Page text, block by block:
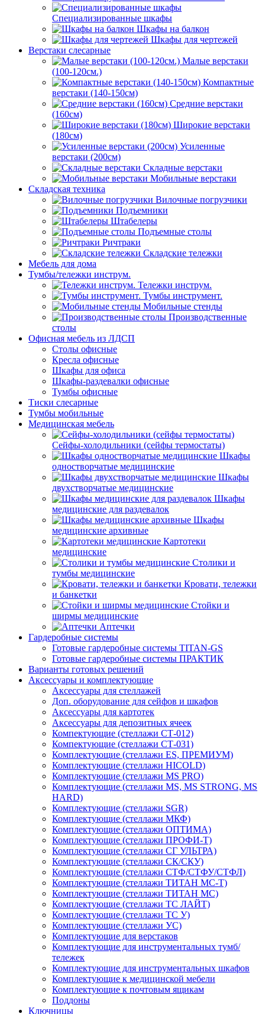
Специализированные шкафы
Шкафы на балкон
Шкафы для чертежей
Верстаки слесарные
Малые верстаки
(100-120см.)
Компактные
верстаки (140-150см)
Средние верстаки
(160см)
Широкие верстаки
(180см)
Усиленные
верстаки (200см)
Складные верстаки
Мобильные верстаки
Складская техника
Вилочные погрузчики
Подъемники
Штабелеры
Подъемные столы
Ричтраки
Складские тележки
Мебель для дома
Тумбы/тележки инструм.
Тележки инструм.
Тумбы инструмент.
Мобильные стенды
Производственные
столы
Офисная мебель из ЛДСП
Столы офисные
Кресла офисные
Шкафы для офиса
Шкафы-раздевалки офисные
Тумбы офисные
Тиски слесарные
Тумбы мобильные
Медицинская мебель
Сейфы-холодильники (сейфы термостаты)
Шкафы
одностворчатые медицинские
Шкафы
двухстворчатые медицинские
Шкафы
медицинские для раздевалок
Шкафы
медицинские архивные
Картотеки
медицинские
Столики и
тумбы медицинские
Кровати, тележки
и банкетки
Стойки и
ширмы медицинские
Аптечки
Гардеробные системы
Готовые гардеробные системы TITAN-GS
Готовые гардеробные системы ПРАКТИК
Варианты готовых решений
Аксессуары и комплектующие
Аксессуары для стеллажей
Доп. оборудование для сейфов и шкафов
Аксессуары для картотек
Аксессуары для депозитных ячеек
Компектующие (стеллажи СТ-012)
Компектующие (стеллажи СТ-031)
Комплектующие (стеллажи ES, ПРЕМИУМ)
Комплектующие (стеллажи HICOLD)
Комплектующие (стеллажи MS PRO)
Комплектующие (стеллажи MS, MS STRONG, MS
HARD)
Комплектующие (стеллажи SGR)
Комплектующие (стеллажи МКФ)
Комплектующие (стеллажи ОПТИМА)
Комплектующие (стеллажи ПРОФИ-Т)
Комплектующие (стеллажи СГ УЛЬТРА)
Комплектующие (стеллажи СК/СКУ)
Комплектующие (стеллажи СТФ/СТФУ/СТФЛ)
Комплектующие (стеллажи ТИТАН МС-Т)
Комплектующие (стеллажи ТИТАН МС)
Комплектующие (стеллажи ТС ЛАЙТ)
Комплектующие (стеллажи ТС У)
Комплектующие (стеллажи УС)
Комплектующие для верстаков
Комплектующие для инструментальных тумб/
тележек
Комплектующие для инструментальных шкафов
Комплектующие к медицинской мебели
Комплектующие к почтовым ящикам
Поддоны
Ключницы